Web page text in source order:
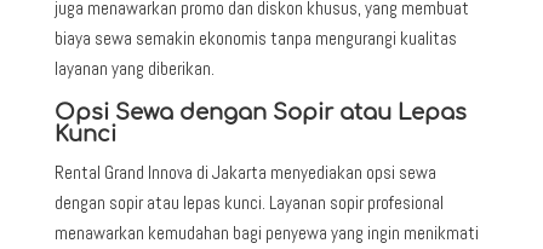
juga menawarkan promo dan diskon khusus, yang membuat
biaya sewa semakin ekonomis tanpa mengurangi kualitas
layanan yang diberikan.
Opsi Sewa dengan Sopir atau Lepas
Kunci
Rental Grand Innova di Jakarta menyediakan opsi sewa
dengan sopir atau lepas kunci. Layanan sopir profesional
menawarkan kemudahan bagi penyewa yang ingin menikmati